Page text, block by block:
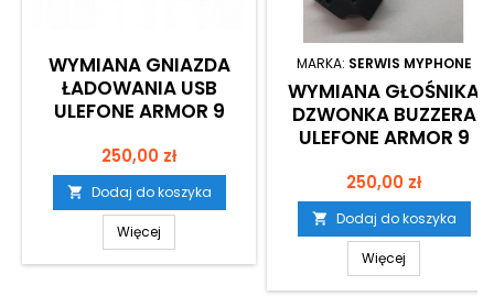
WYMIANA GNIAZDA
ŁADOWANIA USB
ULEFONE ARMOR 9
Cena
250,00 zł
 Dodaj do koszyka
Więcej
MARKA: SERWIS MYPHONE
WYMIANA GŁOŚNIKA
DZWONKA BUZZERA
ULEFONE ARMOR 9
Cena
250,00 zł
 Dodaj do koszyka
Więcej